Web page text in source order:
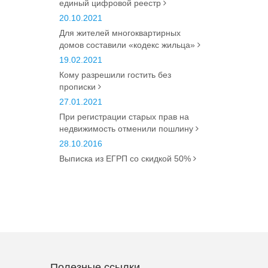
единый цифровой реестр
20.10.2021
Для жителей многоквартирных
домов составили «кодекс жильца»
19.02.2021
Кому разрешили гостить без
прописки
27.01.2021
При регистрации старых прав на
недвижимость отменили пошлину
28.10.2016
Выписка из ЕГРП со скидкой 50%